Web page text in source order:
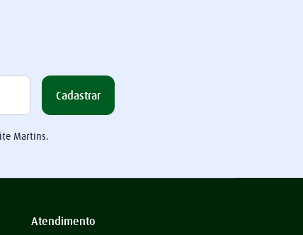
Cadastrar
Martins.
Atendimento